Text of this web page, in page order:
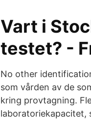
Vart i
testet? -
No other
som vården av de
kring provtagning.
laboratoriekapacitet,